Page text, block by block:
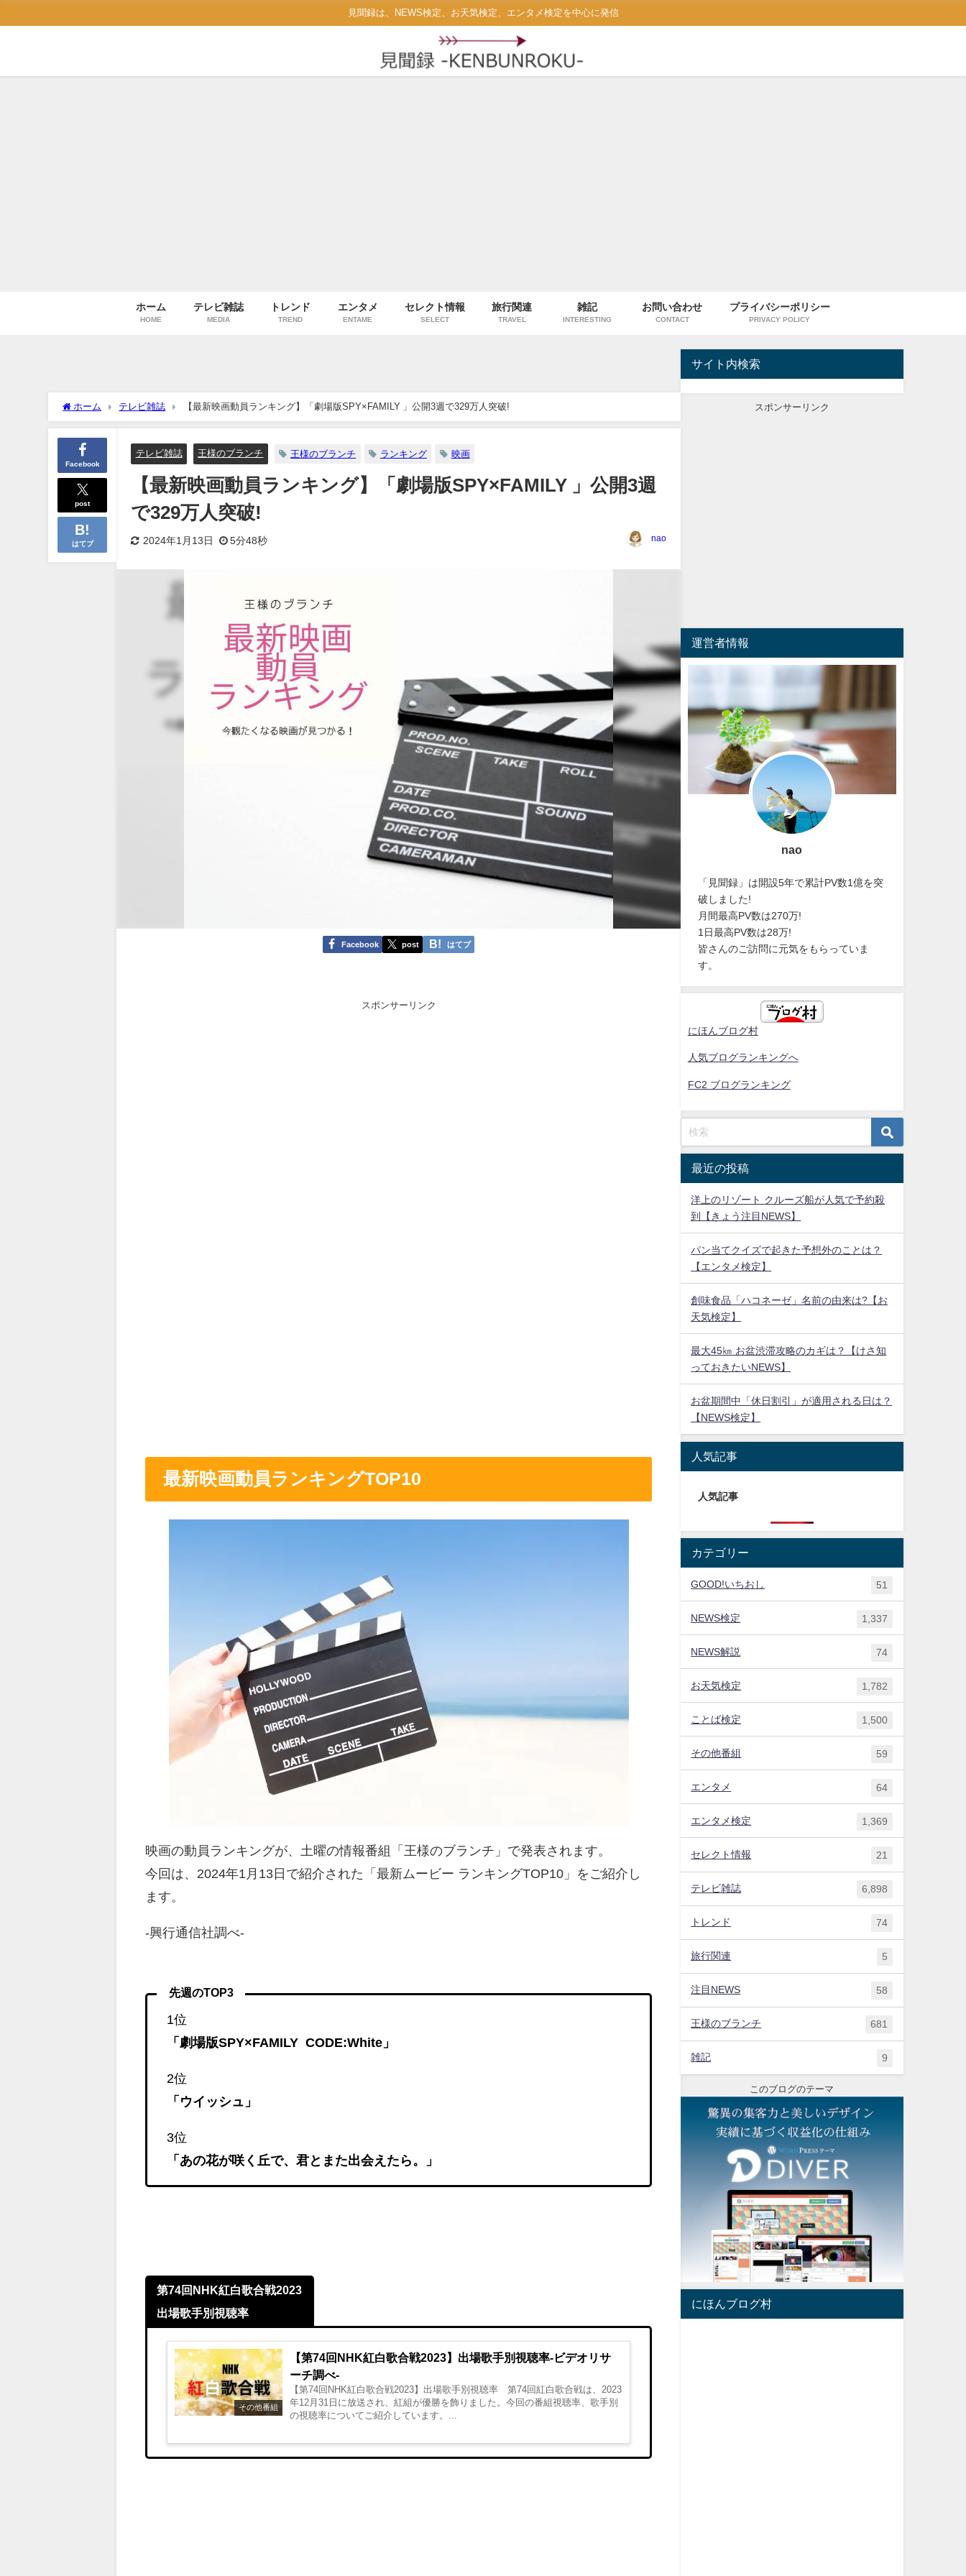
見聞録は、NEWS検定、お天気検定、エンタメ検定を中心に発信
ホーム
HOME
テレビ雑誌
MEDIA
トレンド
TREND
エンタメ
ENTAME
セレクト情報
SELECT
旅行関連
TRAVEL
雑記
INTERESTING
お問い合わせ
CONTACT
プライバシーポリシー
PRIVACY POLICY
ホーム テレビ雑誌 【最新映画動員ランキング】「劇場版SPY×FAMILY 」公開3週で329万人突破!
Facebook
post
はてブ
テレビ雑誌 王様のブランチ 王様のブランチ ランキング 映画
【最新映画動員ランキング】「劇場版SPY×FAMILY 」公開3週
で329万人突破!
2024年1月13日 5分48秒 nao
Facebook post はてブ
スポンサーリンク
最新映画動員ランキングTOP10
映画の動員ランキングが、土曜の情報番組「王様のブランチ」で発表されます。
今回は、2024年1月13日で紹介された「最新ムービー ランキングTOP10」をご紹介し
ます。
-興行通信社調べ-
先週のTOP3
1位
「劇場版SPY×FAMILY CODE:White」
2位
「ウイッシュ」
3位
「あの花が咲く丘で、君とまた出会えたら。」
第74回NHK紅白歌合戦2023
出場歌手別視聴率
その他番組
【第74回NHK紅白歌合戦2023】出場歌手別視聴率-ビデオリサ
ーチ調べ-
【第74回NHK紅白歌合戦2023】出場歌手別視聴率 第74回紅白歌合戦は、2023
年12月31日に放送され、紅組が優勝を飾りました。今回の番組視聴率、歌手別
の視聴率についてご紹介しています。...
サイト内検索
スポンサーリンク
運営者情報
nao
「見聞録」は開設5年で累計PV数1億を突
破しました!
月間最高PV数は270万!
1日最高PV数は28万!
皆さんのご訪問に元気をもらっていま
す。
にほんブログ村
人気ブログランキングへ
FC2 ブログランキング
最近の投稿
洋上のリゾート クルーズ船が人気で予約殺
到【きょう注目NEWS】
パン当てクイズで起きた予想外のことは？
【エンタメ検定】
創味食品「ハコネーゼ」名前の由来は?【お
天気検定】
最大45㎞ お盆渋滞攻略のカギは？【けさ知
っておきたいNEWS】
お盆期間中「休日割引」が適用される日は？
【NEWS検定】
人気記事
人気記事
カテゴリー
GOOD!いちおし 51
NEWS検定 1,337
NEWS解説 74
お天気検定 1,782
ことば検定 1,500
その他番組 59
エンタメ 64
エンタメ検定 1,369
セレクト情報 21
テレビ雑誌 6,898
トレンド 74
旅行関連 5
注目NEWS 58
王様のブランチ 681
雑記 9
このブログのテーマ
にほんブログ村